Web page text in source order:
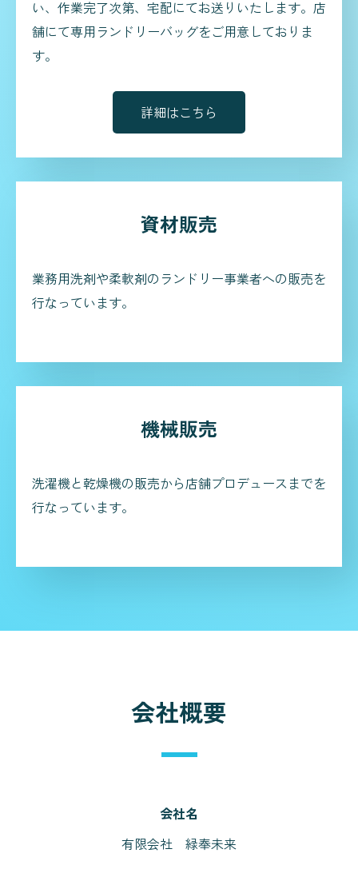
い、作業完了次第、宅配にてお送りいたします。店
舗にて専用ランドリーバッグをご用意しておりま
す。
詳細はこちら
資材販売
業務用洗剤や柔軟剤のランドリー事業者への販売を
行なっています。
機械販売
洗濯機と乾燥機の販売から店舗プロデュースまでを
行なっています。
会社概要
会社名
有限会社 緑奉未来